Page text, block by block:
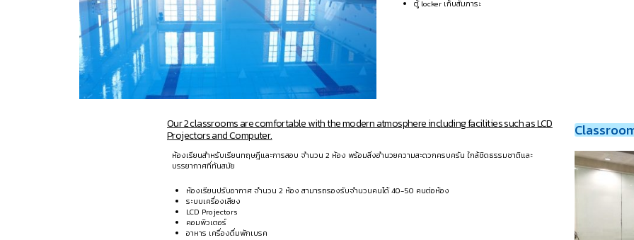
ตู้ locker เก็บสัมภาระ
Our 2 classrooms are comfortable with the modern atmosphere including facilities such as LCD
Projectors and Computer.
ห้องเรียนสำหรับเรียนทฤษฎีและการสอบ จำนวน 2 ห้อง พร้อมสิ่งอำนวยความสะดวกครบครัน ใกล้ชิดธรรมชาติและ
บรรยากาศที่ทันสมัย
ห้องเรียนปรับอากาศ จำนวน 2 ห้อง สามารถรองรับจำนวนคนได้ 40-50 คนต่อห้อง
ระบบเครื่องเสียง
LCD Projectors
คอมพิวเตอร์
อาหาร เครื่องดื่มพักเบรค